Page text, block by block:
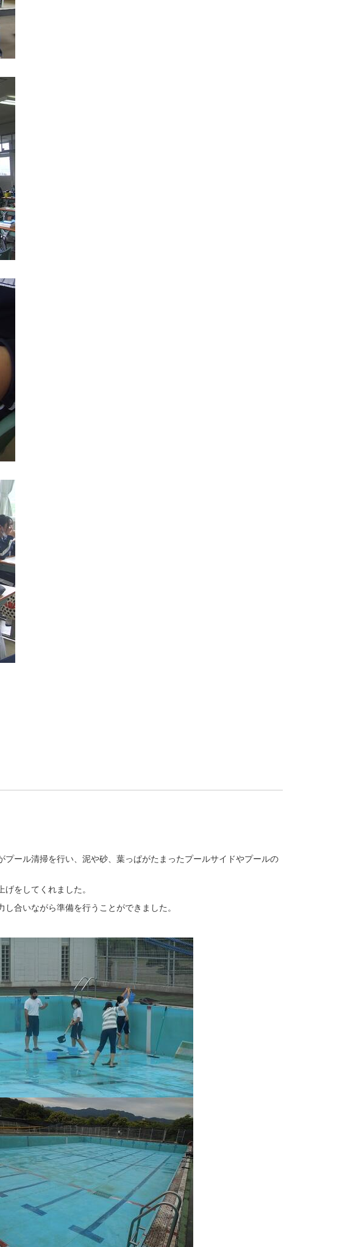
ール清掃を行い、泥や砂、葉っぱがたまったプールサイドやプールの
をしてくれました。
合いながら準備を行うことができました。